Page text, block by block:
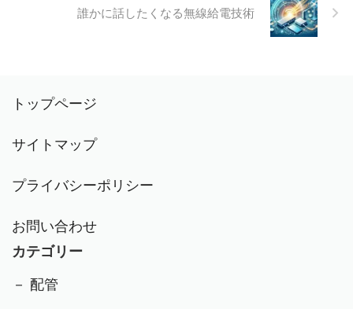
誰かに話したくなる無線給電技術
トップページ
サイトマップ
プライバシーポリシー
お問い合わせ
カテゴリー
－ 配管